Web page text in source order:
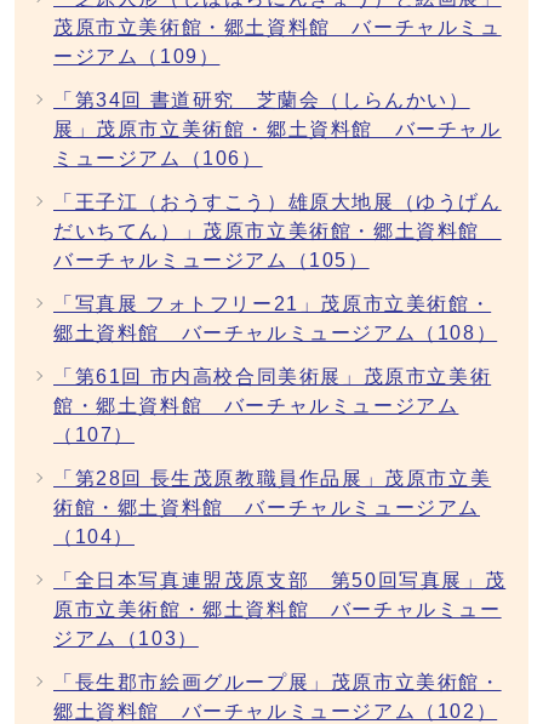
茂原市立美術館・郷土資料館 バーチャルミュ
ージアム（109）
「第34回 書道研究 芝蘭会（しらんかい）
展」茂原市立美術館・郷土資料館 バーチャル
ミュージアム（106）
「王子江（おうすこう）雄原大地展（ゆうげん
だいちてん）」茂原市立美術館・郷土資料館
バーチャルミュージアム（105）
「写真展 フォトフリー21」茂原市立美術館・
郷土資料館 バーチャルミュージアム（108）
「第61回 市内高校合同美術展」茂原市立美術
館・郷土資料館 バーチャルミュージアム
（107）
「第28回 長生茂原教職員作品展」茂原市立美
術館・郷土資料館 バーチャルミュージアム
（104）
「全日本写真連盟茂原支部 第50回写真展」茂
原市立美術館・郷土資料館 バーチャルミュー
ジアム（103）
「長生郡市絵画グループ展」茂原市立美術館・
郷土資料館 バーチャルミュージアム（102）